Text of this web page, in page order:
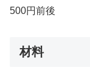
500円前後
材料